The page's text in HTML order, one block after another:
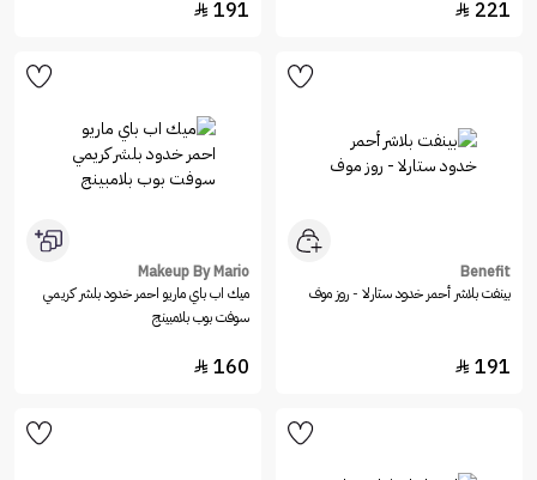
221

191

Benefit
بينفت بلاشر أحمر خدود ستارلا - روز موف
191

Makeup By Mario
ميك اب باي ماريو احمر خدود بلشر كريمي
سوفت بوب بلامبينج
160
